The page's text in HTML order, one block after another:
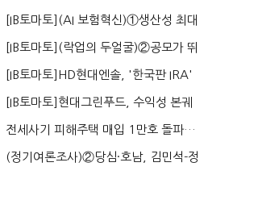
실적 견인은 은행 ...
[IB토마토](AI 보험혁신)①생산성 최대
80% 개선…현실...
[IB토마토](락업의 두얼굴)②공모가 뛰
자 첫날 매도…FI ...
[IB토마토]HD현대엔솔, '한국판 IRA'
수혜 부상…세액공...
[IB토마토]현대그린푸드, 수익성 본궤
도…실적 개선에 ...
전세사기 피해주택 매입 1만호 돌파…
누적 피해자 4만2...
(정기여론조사)②당심·호남, 김민석-정